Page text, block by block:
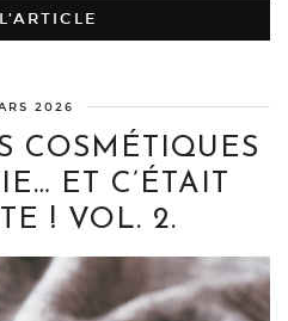
2026
COSMÉTIQUES
ET C’ÉTAIT
! VOL. 2.